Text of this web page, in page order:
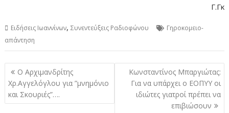
Γ.Γκ
Ειδήσεις Ιωαννίνων,Συνεντεύξεις Ραδιοφώνου
Γηροκομειο-
απάντηση
Πλοήγηση
άρθρων
Ο Αρχιμανδρίτης
Χρ.Αγγελόγλου για ”μνημόνιο
και Σκουριές”….
Κωνσταντίνος Μπαργιώτας:
Για να υπάρχει ο ΕΟΠΥΥ οι
ιδιώτες γιατροί πρέπει να
επιβιώσουν